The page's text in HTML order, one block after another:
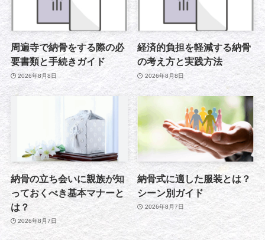
周遍寺で納骨をする際の必
要書類と手続きガイド
2026年8月8日
経済的負担を軽減する納骨
の考え方と実践方法
2026年8月8日
納骨の立ち会いに親族が知
っておくべき基本マナーと
は？
2026年8月7日
納骨式に適した服装とは？
シーン別ガイド
2026年8月7日